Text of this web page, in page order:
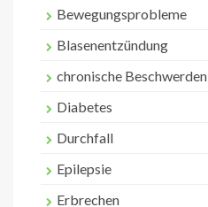
Bewegungsprobleme
Blasenentzündung
chronische Beschwerden
Diabetes
Durchfall
Epilepsie
Erbrechen